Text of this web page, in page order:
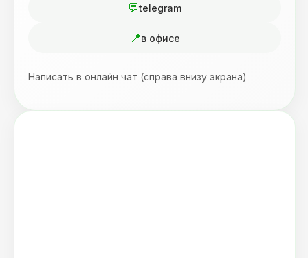
telegram
в офисе
Написать в онлайн чат (справа внизу экрана)